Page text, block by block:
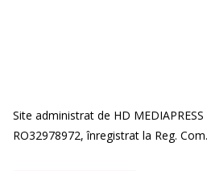
Site administrat de HD MEDIAPRESS
RO32978972, înregistrat la Reg.